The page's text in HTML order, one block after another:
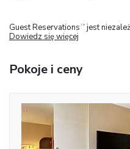
Guest Reservations TM jest
Dowiedz się więcej
Pokoje i ceny